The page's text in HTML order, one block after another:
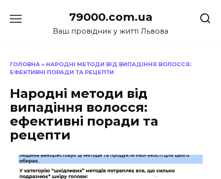
до
79000.com.ua
Ваш провідник у житті Львова
ГОЛОВНА » НАРОДНІ МЕТОДИ ВІД ВИПАДІННЯ ВОЛОССЯ:
ЕФЕКТИВНІ ПОРАДИ ТА РЕЦЕПТИ
Народні методи від
випадіння волосся:
ефективні поради та
рецепти